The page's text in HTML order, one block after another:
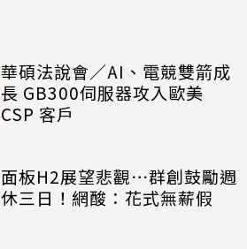
華碩法說會／AI、電競雙箭成
長 GB300伺服器攻入歐美
CSP 客戶
面板H2展望悲觀⋯群創鼓勵週
休三日！網酸：花式無薪假